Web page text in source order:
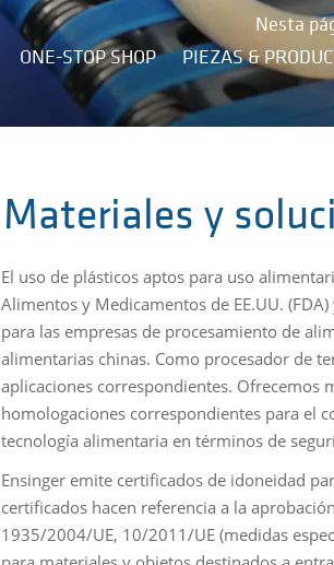
Nesta
ONE-STOP SHOP PIEZAS &
Materiales y
El uso de plásticos aptos para uso
Alimentos y Medicamentos de EE.UU.
para las empresas de procesamiento de
alimentarias chinas. Como procesador de
aplicaciones correspondientes. Ofrecemos
homologaciones correspondientes para el
tecnología alimentaria en términos de
Ensinger emite certificados de idoneidad
certificados hacen referencia a la
1935/2004/UE, 10/2011/UE (medidas